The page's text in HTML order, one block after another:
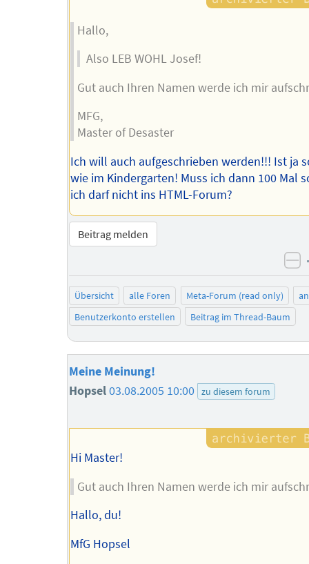
Hallo,
Also LEB WOHL Josef!
Gut auch Ihren Namen werde ich mir
MFG,
Master of Desaster
Ich will auch aufgeschrieben werden!!! Ist ja
wie im Kindergarten! Muss ich dann 100 Mal
ich darf nicht ins HTML-Forum?
Beitrag melden
Übersicht alle Foren Meta-Forum (read only)
Benutzerkonto erstellen
Beitrag im Thread-Baum
Meine Meinung!
Hopsel03.08.2005 10:00 zu diesem forum
Hi Master!
Gut auch Ihren Namen werde ich mir
Hallo, du!
MfG Hopsel